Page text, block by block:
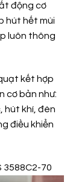
động cơ
hút hết mùi
luôn thông
kết hợp
cơ bản như:
hút khí, đèn
điều khiển
3588C2-70